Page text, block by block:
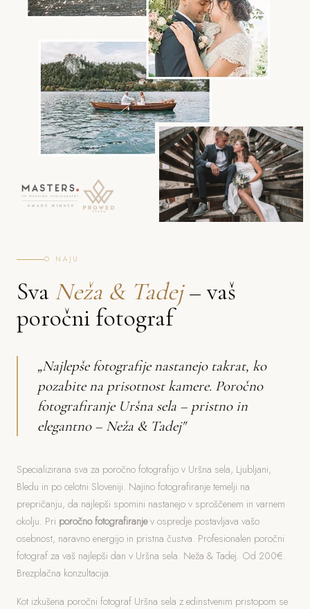
O NAJU
Sva Neža & Tadej– vaš
poročni fotograf
„Najlepše fotografije nastanejo takrat, ko
pozabite na prisotnost kamere. Poročno
fotografiranje Uršna sela – pristno in
elegantno – Neža & Tadej"
Specializirana sva za poročno fotografijo v Uršna sela, Ljubljani,
Bledu in po celotni Sloveniji. Najino fotografiranje temelji na
prepričanju, da najlepši spomini nastanejo v sproščenem in varnem
okolju. Pri poročno fotografiranjev ospredje postavljava vašo
osebnost, naravno energijo in pristna čustva. Profesionalen poročni
fotograf za vaš najlepši dan v Uršna sela. Neža & Tadej. Od 200€.
Brezplačna konzultacija.
Kot izkušena poročni fotograf Uršna sela z edinstvenim pristopom se